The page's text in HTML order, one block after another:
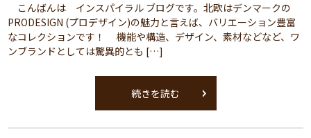
こんばんは インスパイラル ブログです。北欧はデンマークの
PRODESIGN (プロデザイン)の魅力と言えば、バリエーション豊富
なコレクションです！ 機能や構造、デザイン、素材などなど、ワ
ンブランドとしては驚異的とも […]
続きを読む